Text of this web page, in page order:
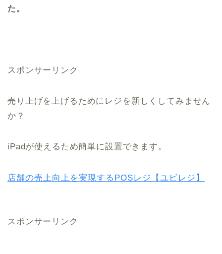
た。
スポンサーリンク
売り上げを上げるためにレジを新しくしてみません
か？
iPadが使えるため簡単に設置できます。
店舗の売上向上を実現するPOSレジ【ユビレジ】
スポンサーリンク